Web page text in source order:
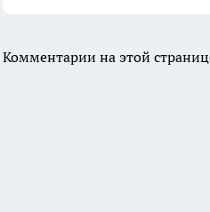
Комментарии на этой